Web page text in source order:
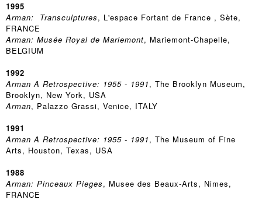
1995
Arman: Transculptures, L'espace Fortant de France , Sète,
FRANCE
Arman: Musée Royal de Mariemont, Mariemont-Chapelle,
BELGIUM
1992
Arman A Retrospective: 1955 - 1991, The Brooklyn Museum,
Brooklyn, New York, USA
Arman, Palazzo Grassi, Venice, ITALY
1991
Arman A Retrospective: 1955 - 1991, The Museum of Fine
Arts, Houston, Texas, USA
1988
Arman: Pinceaux Pieges, Musee des Beaux-Arts, Nimes,
FRANCE